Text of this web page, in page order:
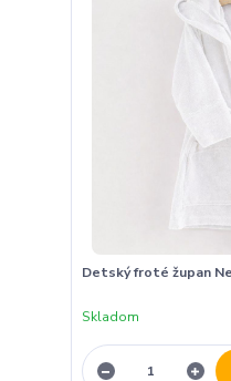
Detský froté župan
Skladom